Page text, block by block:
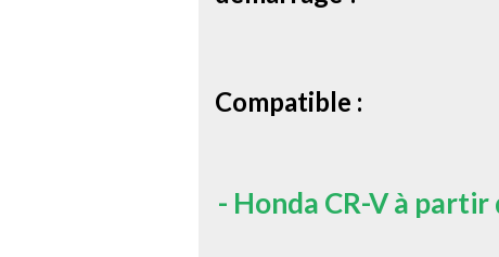
Compatible :
- Honda CR-V à partir